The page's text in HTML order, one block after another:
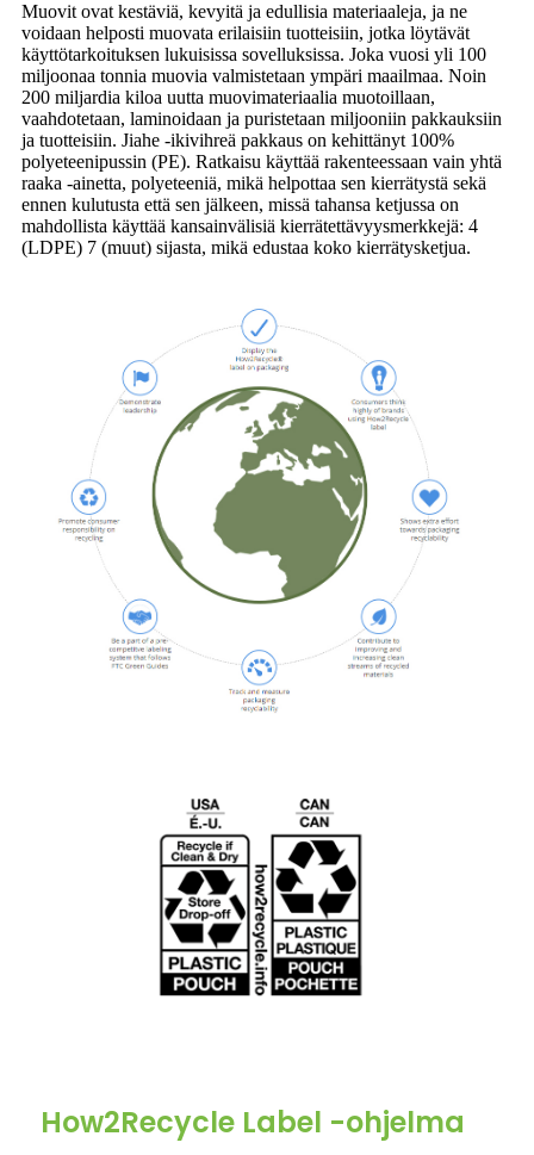
Muovit ovat kestäviä, kevyitä ja edullisia materiaaleja, ja ne
voidaan helposti muovata erilaisiin tuotteisiin, jotka löytävät
käyttötarkoituksen lukuisissa sovelluksissa. Joka vuosi yli 100
miljoonaa tonnia muovia valmistetaan ympäri maailmaa. Noin
200 miljardia kiloa uutta muovimateriaalia muotoillaan,
vaahdotetaan, laminoidaan ja puristetaan miljooniin pakkauksiin
ja tuotteisiin. Jiahe -ikivihreä pakkaus on kehittänyt 100%
polyeteenipussin (PE). Ratkaisu käyttää rakenteessaan vain yhtä
raaka -ainetta, polyeteeniä, mikä helpottaa sen kierrätystä sekä
ennen kulutusta että sen jälkeen, missä tahansa ketjussa on
mahdollista käyttää kansainvälisiä kierrätettävyysmerkkejä: 4
(LDPE) 7 (muut) sijasta, mikä edustaa koko kierrätysketjua.
How2Recycle Label -ohjelma